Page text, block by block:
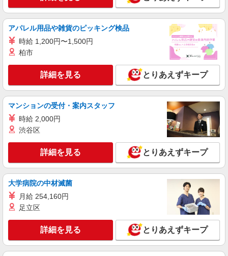
時給1290円〜1340円 ※経験等による ★希望収
入がありましたら、ご相談いただければ希望条件
に合うかの確認もいたします。 ★時間外手当別途
支給 ★上記金額は働きがい向上手当を含みます。
★働きがい向上手当※26年6月改定（地域により異
なる） 社会保険加入者は更に＋50円
東京都西東京市中町6丁目5-12
詳細を見る
株式会社HITOWA フードサービスカンパニー
福祉施設での調理師【正社員】
尚和緑寿 （東京都西東京市新町1-11-25）
キープ 詳細を見る
アルバイト パート
株式会社HITOWA フードサービスカンパニー
福祉施設での調理補助【アルバイト・パート】
します。 ※AP評価制度：あり 年1回の評価によ
り時給を見直します。 ※アルバイト賞与（寸
志）：あり 年2回。勤続年数により金額UP。
尚和緑寿 （東京都西東京市新町1-11-25）
アパレル用品や雑貨のピッキング検品
時給 1,200円〜1,500円
柏市
詳細を見る とりあえずキープ
マンションの受付・案内スタッフ
時給 2,000円
渋谷区
詳細を見る とりあえずキープ
大学病院の中材滅菌
月給 254,160円
足立区
詳細を見る とりあえずキープ